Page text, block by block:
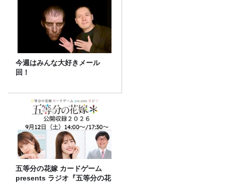
今週はみんな大好きメール
回！
五等分の花嫁 カードゲーム
presents ラジオ『五等分の花